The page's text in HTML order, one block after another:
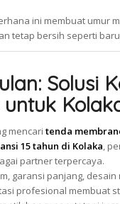
ini membuat umur
tetap bersih seperti
Solusi
untuk
mencari tenda
15 tahun di Kolaka ,
partner terpercaya.
garansi panjang, desain
profesional membuat